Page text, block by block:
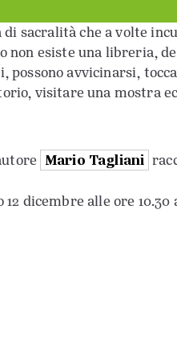
di sacralità che a volte
non esiste una libreria,
avvicinarsi,
visitare una mostra
Mario Tagliani
dicembre alle ore